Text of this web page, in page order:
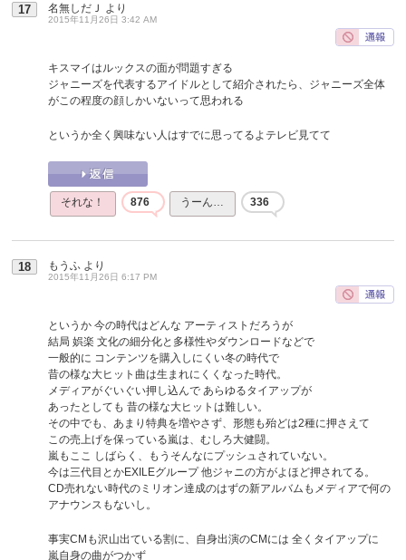
17 名無しだＪ より
2015年11月26日 3:42 AM
キスマイはルックスの面が問題すぎる
ジャニーズを代表するアイドルとして紹介されたら、ジャニーズ全体
がこの程度の顔しかいないって思われる
というか全く興味ない人はすでに思ってるよテレビ見てて
それな！ 876 うーん… 336
18 もうふ より
2015年11月26日 6:17 PM
というか 今の時代はどんな アーティストだろうが
結局 娯楽 文化の細分化と多様性やダウンロードなどで
一般的に コンテンツを購入しにくい冬の時代で
昔の様な大ヒット曲は生まれにくくなった時代。
メディアがぐいぐい押し込んで あらゆるタイアップが
あったとしても 昔の様な大ヒットは難しい。
その中でも、あまり特典を増やさず、形態も殆どは2種に押さえて
この売上げを保っている嵐は、むしろ大健闘。
嵐もここ しばらく、もうそんなにプッシュされていない。
今は三代目とかEXILEグループ 他ジャニの方がよほど押されてる。
CD売れない時代のミリオン達成のはずの新アルバムもメディアで何の
アナウンスもないし。
事実CMも沢山出ている割に、自身出演のCMには 全くタイアップに
嵐自身の曲がつかず